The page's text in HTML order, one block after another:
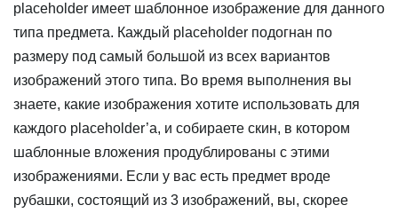
placeholder имеет шаблонное изображение для данного
типа предмета. Каждый placeholder подогнан по
размеру под самый большой из всех вариантов
изображений этого типа. Во время выполнения вы
знаете, какие изображения хотите использовать для
каждого placeholder’а, и собираете скин, в котором
шаблонные вложения продублированы с этими
изображениями. Если у вас есть предмет вроде
рубашки, состоящий из 3 изображений, вы, скорее